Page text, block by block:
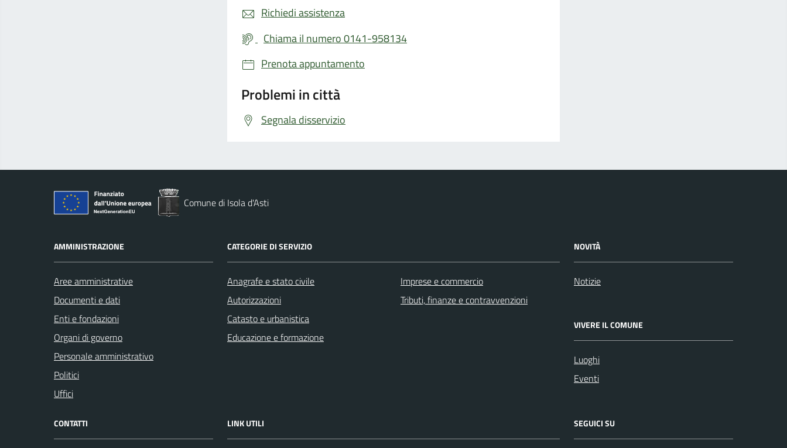
Richiedi assistenza
Chiama il numero 0141-958134
Prenota appuntamento
Problemi in città
Segnala disservizio
Comune di Isola d'Asti
AMMINISTRAZIONE
Aree amministrative
Documenti e dati
Enti e fondazioni
Organi di governo
Personale amministrativo
Politici
Uffici
CATEGORIE DI SERVIZIO
Anagrafe e stato civile
Autorizzazioni
Catasto e urbanistica
Educazione e formazione
Imprese e commercio
Tributi, finanze e contravvenzioni
NOVITÀ
Notizie
VIVERE IL COMUNE
Luoghi
Eventi
CONTATTI LINK UTILI SEGUICI SU